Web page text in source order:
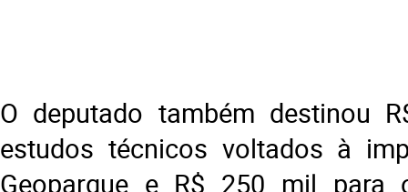
O deputado também destinou
estudos técnicos voltados à
Geoparque e R$ 250 mil para